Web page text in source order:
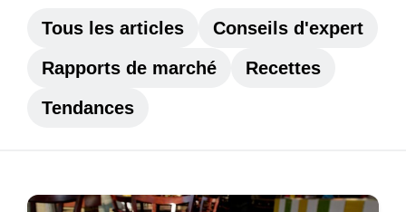
Tous les articles
Conseils d'expert
Rapports de marché
Recettes
Tendances